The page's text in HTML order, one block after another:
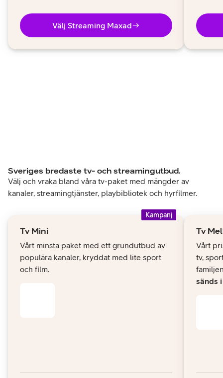
Välj Streaming Maxad
Sveriges bredaste tv- och streamingutbud.
Välj och vraka bland våra tv-paket med mängder av
kanaler, streamingtjänster, playbibliotek och hyrfilmer.
Kampanj
Tv Mini
Vårt minsta paket med ett grundutbud av
populära kanaler, kryddat med lite sport
och film.
Tv
Vårt
tv,
sänds